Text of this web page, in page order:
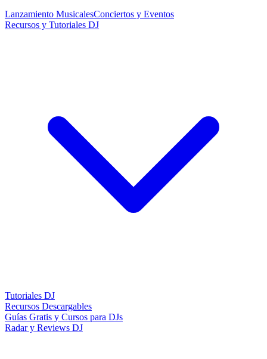
Lanzamiento MusicalesConciertos y Eventos
Recursos y Tutoriales DJ
Tutoriales DJ
Recursos Descargables
Guías Gratis y Cursos para DJs
Radar y Reviews DJ